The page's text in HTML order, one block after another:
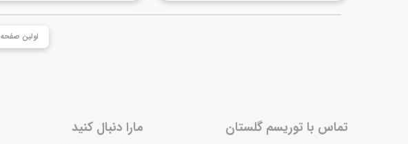
اولین صفحه
تماس با توریسم گلستان مارا دنبال کنید